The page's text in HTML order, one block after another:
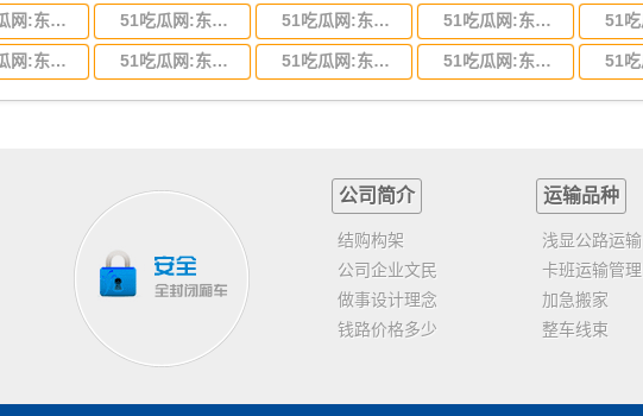
51吃瓜网:东莞到河北省物流专线,东莞到河北省物流公司 51吃瓜网:东莞到吉林省物流运输,东莞到吉林省物流公司 51吃瓜网:东莞到甘肃省物流运输,东莞到甘肃省物流公司 51吃瓜网:东莞到陕西省物流运输,东莞到陕西省物流公司
51吃瓜网:东莞到山东省物流专线,东莞到山东省物流公司 51吃瓜网:东莞到江苏物流专线运输,东莞到江苏省物流公司 51吃瓜网:东莞到浙江省物流运输,东莞到浙江省物流公司 51吃瓜网:东莞到福建省物流运输,东莞到福建省物流公司
公司简介
结购构架
公司企业文民
做事设计理念
钱路价格多少
运输品种
浅显公路运输
卡班运输管理
加急搬家
整车线束